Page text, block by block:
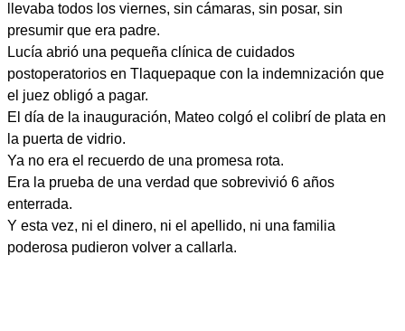
llevaba todos los viernes, sin cámaras, sin posar, sin
presumir que era padre.
Lucía abrió una pequeña clínica de cuidados
postoperatorios en Tlaquepaque con la indemnización que
el juez obligó a pagar.
El día de la inauguración, Mateo colgó el colibrí de plata en
la puerta de vidrio.
Ya no era el recuerdo de una promesa rota.
Era la prueba de una verdad que sobrevivió 6 años
enterrada.
Y esta vez, ni el dinero, ni el apellido, ni una familia
poderosa pudieron volver a callarla.